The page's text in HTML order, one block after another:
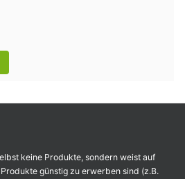
keine Produkte, sondern weist auf
günstig zu erwerben sind (z.B.